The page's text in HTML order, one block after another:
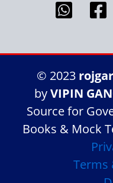
© 2023
byVIPIN
Source for
Books & Mock
Terms